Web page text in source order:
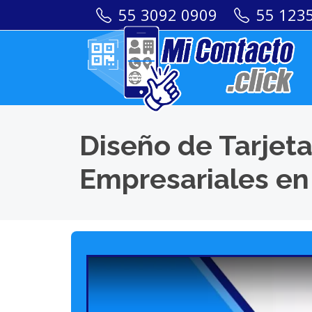
55 3092 0909 55
Diseño de
Empresariales